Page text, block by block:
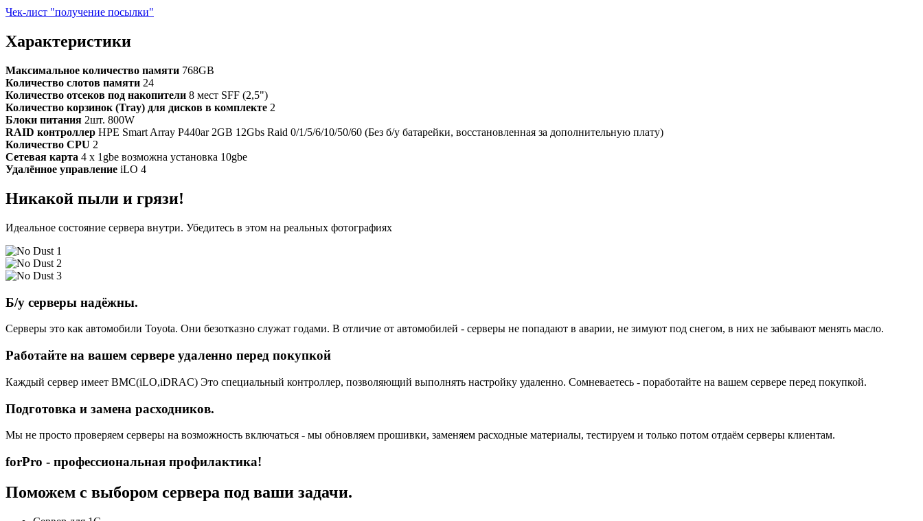
Чек-лист "получение посылки"
Характеристики
Максимальное количество памяти 768GB
Количество слотов памяти 24
Количество отсеков под накопители 8 мест SFF (2,5")
Количество корзинок (Tray) для дисков в комплекте 2
Блоки питания 2шт. 800W
RAID контроллер HPE Smart Array P440ar 2GB 12Gbs Raid 0/1/5/6/10/50/60 (Без б/у батарейки, восстановленная за дополнительную плату)
Количество CPU 2
Сетевая карта 4 x 1gbe возможна установка 10gbe
Удалённое управление iLO 4
Никакой пыли и грязи!
Идеальное состояние сервера внутри. Убедитесь в этом на реальных фотографиях
Б/у серверы надёжны.
Серверы это как автомобили Toyota. Они безотказно служат годами. В отличие от автомобилей - серверы не попадают в аварии, не зимуют под снегом, в них не забывают менять масло.
Работайте на вашем сервере удаленно перед покупкой
Каждый сервер имеет BMC(iLO,iDRAC) Это специальный контроллер, позволяющий выполнять настройку удаленно. Сомневаетесь - поработайте на вашем сервере перед покупкой.
Подготовка и замена расходников.
Мы не просто проверяем серверы на возможность включаться - мы обновляем прошивки, заменяем расходные материалы, тестируем и только потом отдаём серверы клиентам.
forPro - профессиональная профилактика!
Поможем с выбором сервера под ваши задачи.